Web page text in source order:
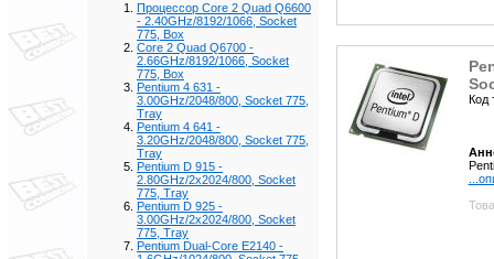
Процессор Core 2 Quad Q6600
- 2.40GHz/8192/1066, Socket
775, Box
Core 2 Quad Q6700 -
2.66GHz/8192/1066, Socket
775, Box
Pentium 4 631 -
3.00GHz/2048/800, Socket 775,
Tray
Pentium 4 641 -
3.20GHz/2048/800, Socket 775,
Tray
Pentium D 915 -
2.80GHz/2x2024/800, Socket
775, Tray
Pentium D 925 -
3.00GHz/2x2024/800, Socket
775, Tray
Pentium Dual-Core E2140 -
Код